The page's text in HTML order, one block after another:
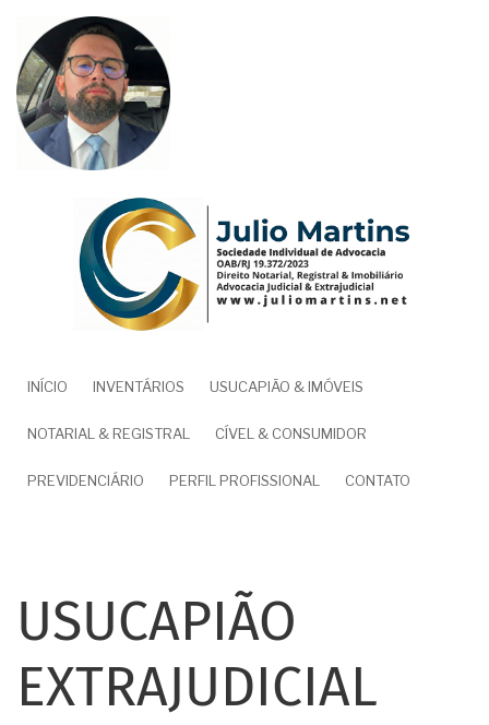
para
conteúdo
principal
NAVEGAÇÃO
PRINCIPAL
INÍCIO INVENTÁRIOS USUCAPIÃO & IMÓVEIS
NOTARIAL & REGISTRAL CÍVEL & CONSUMIDOR
PREVIDENCIÁRIO PERFIL PROFISSIONAL CONTATO
USUCAPIÃO
EXTRAJUDICIAL